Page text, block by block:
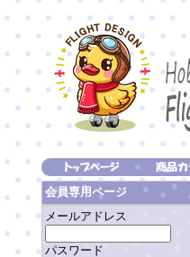
会員専用ページ
メールアドレス
パスワード